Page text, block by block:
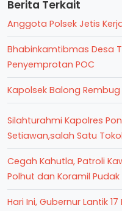
Berita Terkait
Anggota Polsek Jetis
Bhabinkamtibmas Desa
Penyemprotan POC
Kapolsek Balong
Silahturahmi Kapolres
Setiawan,salah Satu
Cegah Kahutla, Patroli
Polhut dan Koramil Pudak
Hari Ini, Gubernur Lantik